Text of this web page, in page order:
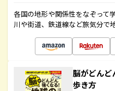
各国の地形や関係性をなぞって
川や街道、鉄道線など旅気分で
脳がどんど
歩き方